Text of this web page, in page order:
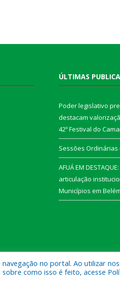
ÚLTIMAS
Poder legislativo
destacam
42º Festival do
Sessões Ordinárias
AFUÁ EM
articulação
Municípios em
de Afuá.
no portal. Ao utilizar
como isso é feito, acesse